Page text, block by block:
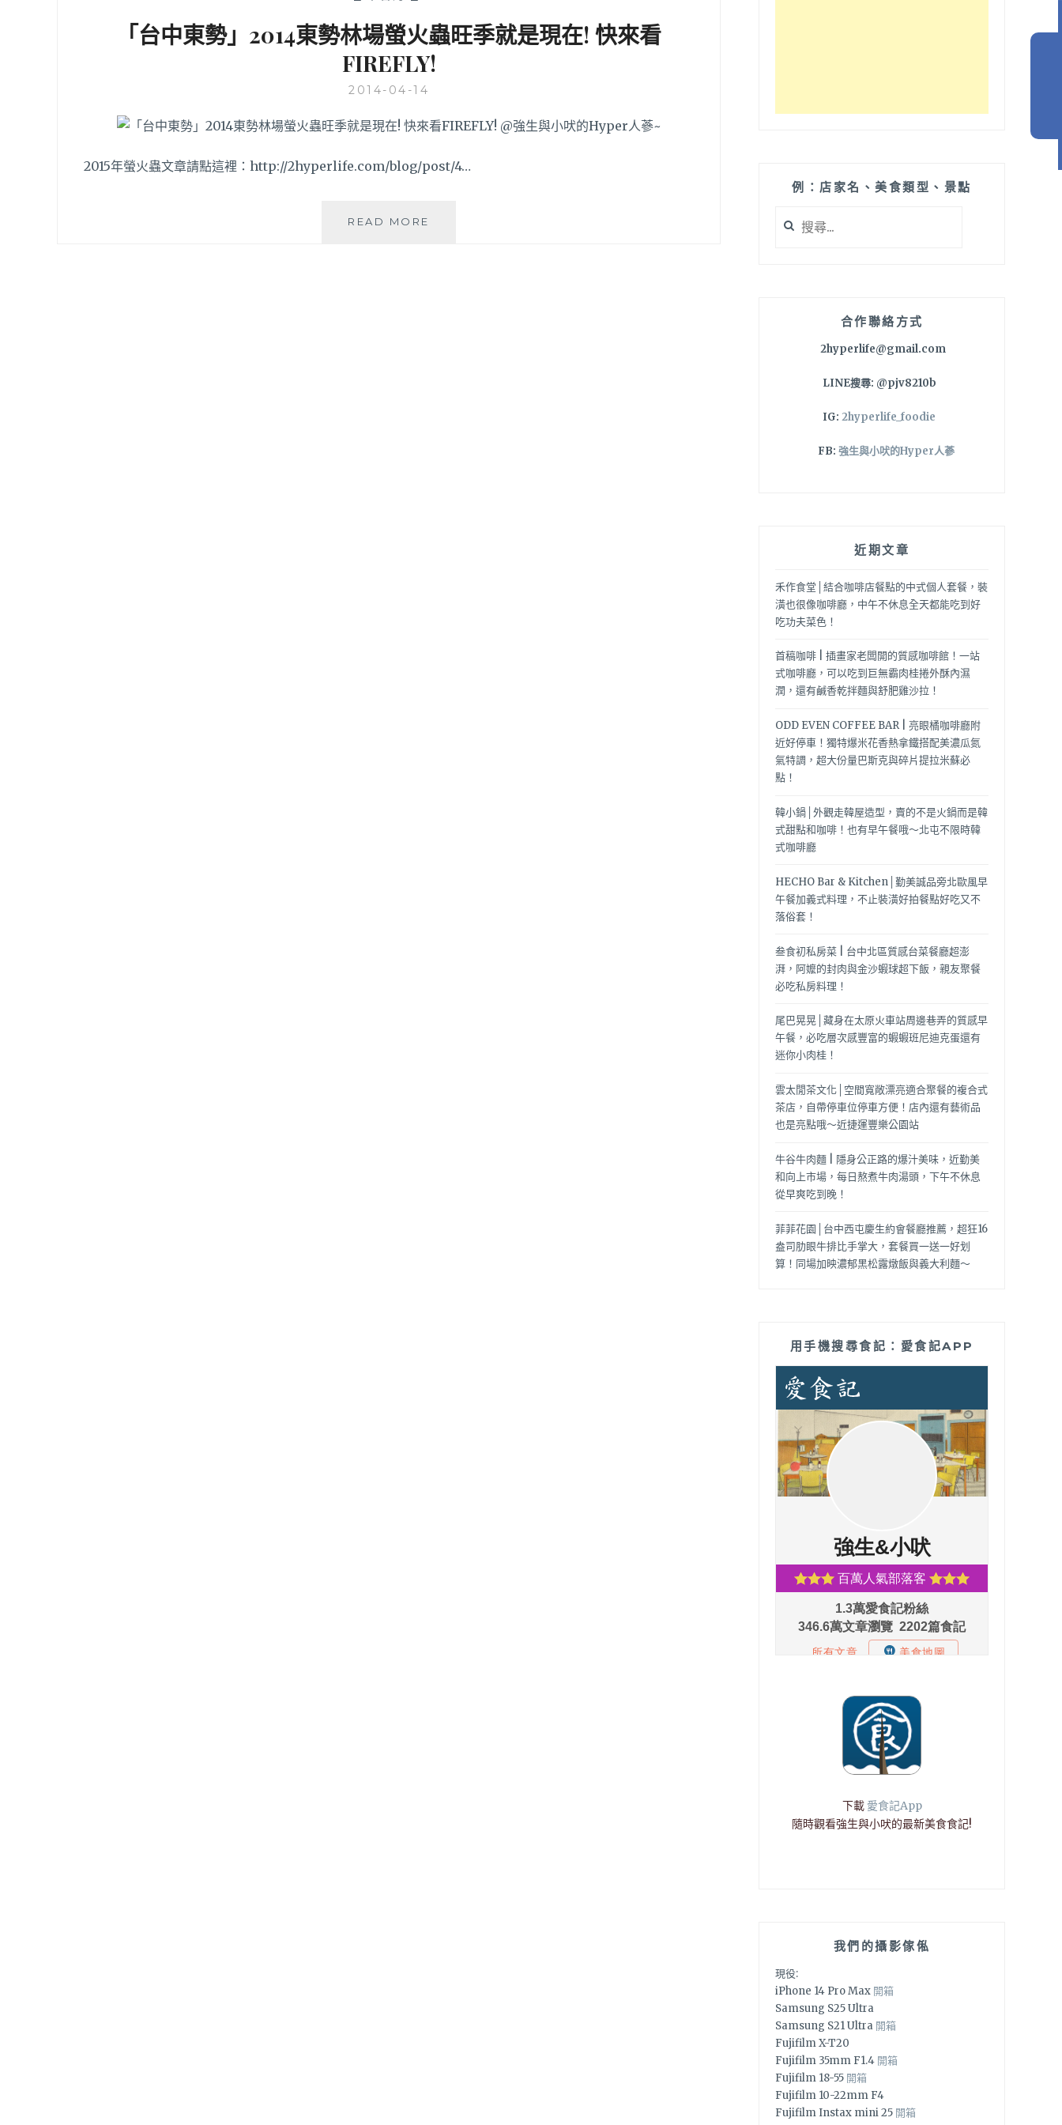
「台中東勢」2014東勢林場螢火蟲旺季就是現在! 快來看
FIREFLY!
2014-04-14
2015年螢火蟲文章請點這裡：http://2hyperlife.com/blog/post/4…
READ MORE
例：店家名、美食類型、景點
尋
合作聯絡方式
2hyperlife@gmail.com
LINE搜尋: @pjv8210b
IG: 2hyperlife_foodie
FB: 強生與小吠的Hyper人蔘
近期文章
禾作食堂│結合咖啡店餐點的中式個人套餐，裝
潢也很像咖啡廳，中午不休息全天都能吃到好
吃功夫菜色！
首稿咖啡 | 插畫家老闆開的質感咖啡館！一站
式咖啡廳，可以吃到巨無霸肉桂捲外酥內濕
潤，還有鹹香乾拌麵與舒肥雞沙拉！
ODD EVEN COFFEE BAR | 亮眼橘咖啡廳附
近好停車！獨特爆米花香熱拿鐵搭配美濃瓜氮
氣特調，超大份量巴斯克與碎片提拉米蘇必
點！
韓小鍋│外觀走韓屋造型，賣的不是火鍋而是韓
式甜點和咖啡！也有早午餐哦～北屯不限時韓
式咖啡廳
HECHO Bar & Kitchen│勤美誠品旁北歐風早
午餐加義式料理，不止裝潢好拍餐點好吃又不
落俗套！
叁食初私房菜 | 台中北區質感台菜餐廳超澎
湃，阿嬤的封肉與金沙蝦球超下飯，親友聚餐
必吃私房料理！
尾巴晃晃│藏身在太原火車站周邊巷弄的質感早
午餐，必吃層次感豐富的蝦蝦班尼迪克蛋還有
迷你小肉桂！
雲太閒茶文化│空間寬敞漂亮適合聚餐的複合式
茶店，自帶停車位停車方便！店內還有藝術品
也是亮點哦～近捷運豐樂公園站
牛谷牛肉麵 | 隱身公正路的爆汁美味，近勤美
和向上市場，每日熬煮牛肉湯頭，下午不休息
從早爽吃到晚！
菲菲花園│台中西屯慶生約會餐廳推薦，超狂16
盎司肋眼牛排比手掌大，套餐買一送一好划
算！同場加映濃郁黑松露燉飯與義大利麵～
用手機搜尋食記：愛食記APP
下載 愛食記App
隨時觀看強生與小吠的最新美食食記!
我們的攝影傢俬
現役:
iPhone 14 Pro Max 開箱
Samsung S25 Ultra
Samsung S21 Ultra 開箱
Fujifilm X-T20
Fujifilm 35mm F1.4 開箱
Fujifilm 18-55 開箱
Fujifilm 10-22mm F4
Fujifilm Instax mini 25 開箱